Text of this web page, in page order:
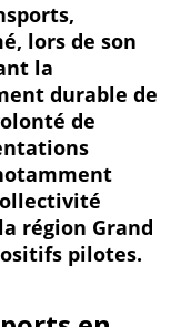
lors de son
la
durable de
de
région Grand
pilotes.